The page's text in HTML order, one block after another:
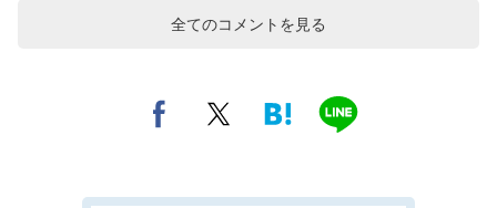
全てのコメントを見る